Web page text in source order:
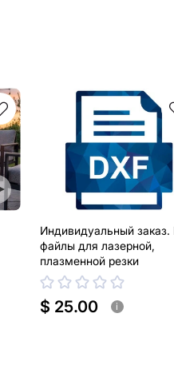
Индивидуальный заказ.
файлы для лазерной,
плазменной резки
$ 25.00 i